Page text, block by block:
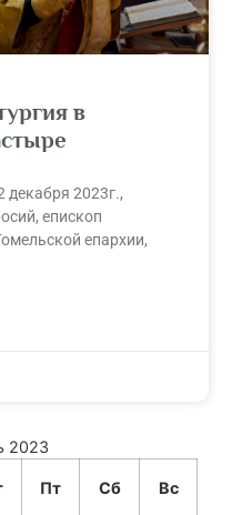
в
декабря 2023г.,
епископ
епархии,
2023
Пт Сб Вс